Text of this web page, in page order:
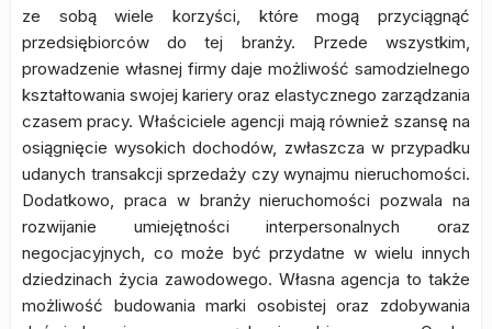
ze sobą wiele korzyści, które mogą przyciągnąć
przedsiębiorców do tej branży. Przede wszystkim,
prowadzenie własnej firmy daje możliwość samodzielnego
kształtowania swojej kariery oraz elastycznego zarządzania
czasem pracy. Właściciele agencji mają również szansę na
osiągnięcie wysokich dochodów, zwłaszcza w przypadku
udanych transakcji sprzedaży czy wynajmu nieruchomości.
Dodatkowo, praca w branży nieruchomości pozwala na
rozwijanie umiejętności interpersonalnych oraz
negocjacyjnych, co może być przydatne w wielu innych
dziedzinach życia zawodowego. Własna agencja to także
możliwość budowania marki osobistej oraz zdobywania